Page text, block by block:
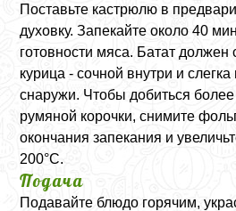
Поставьте кастрюлю в
духовку. Запекайте около 40
готовности мяса. Батат должен
курица - сочной внутри и
снаружи. Чтобы добиться
румяной корочки, снимите
окончания запекания и
200°C.
Подача
Подавайте блюдо горячим,